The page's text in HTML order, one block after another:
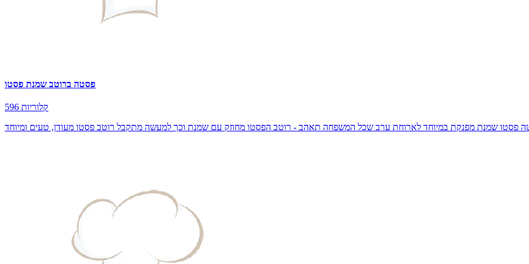
פסטה ברוטב שמנת פסטו
596 קלוריות
פסטו שמנת מפנקת במיוחד לארוחת ערב שכל המשפחה תאהב - רוטב הפסטו מחוזק עם שמנת וכך למעשה מתקבל רוטב פסטו מעודן, טעים ומיוחד